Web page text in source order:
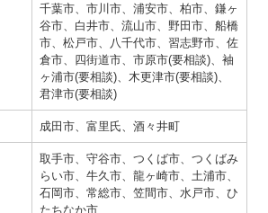
千葉市、市川市、浦安市、柏市、鎌ヶ
谷市、白井市、流山市、野田市、船橋
市、松戸市、八千代市、習志野市、佐
倉市、四街道市、市原市(要相談)、袖
ヶ浦市(要相談)、木更津市(要相談)、
君津市(要相談)
成田市、富里氏、酒々井町
取手市、守谷市、つくば市、つくばみ
らい市、牛久市、龍ヶ崎市、土浦市、
石岡市、常総市、笠間市、水戸市、ひ
たちなか市